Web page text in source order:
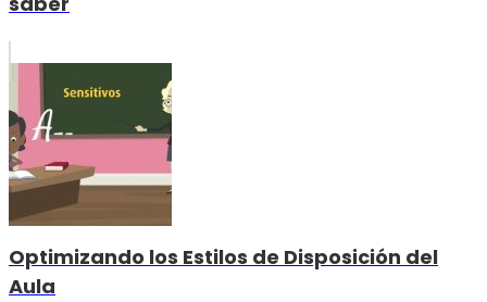
Optimizando los Estilos de Disposición del
Aula